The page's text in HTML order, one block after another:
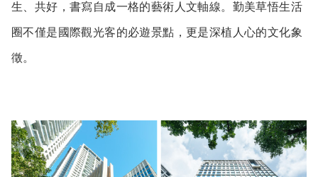
生、共好，書寫自成一格的藝術人文軸線。勤美草悟生活
圈不僅是國際觀光客的必遊景點，更是深植人心的文化象